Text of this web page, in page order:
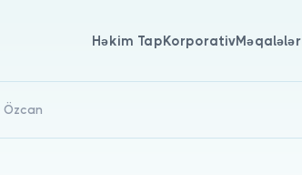
Həkim TapKorporativMəqalələr
Özcan